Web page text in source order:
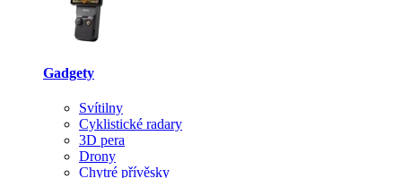
Gadgety
Svítilny
Cyklistické radary
3D pera
Drony
Chytré přívěsky